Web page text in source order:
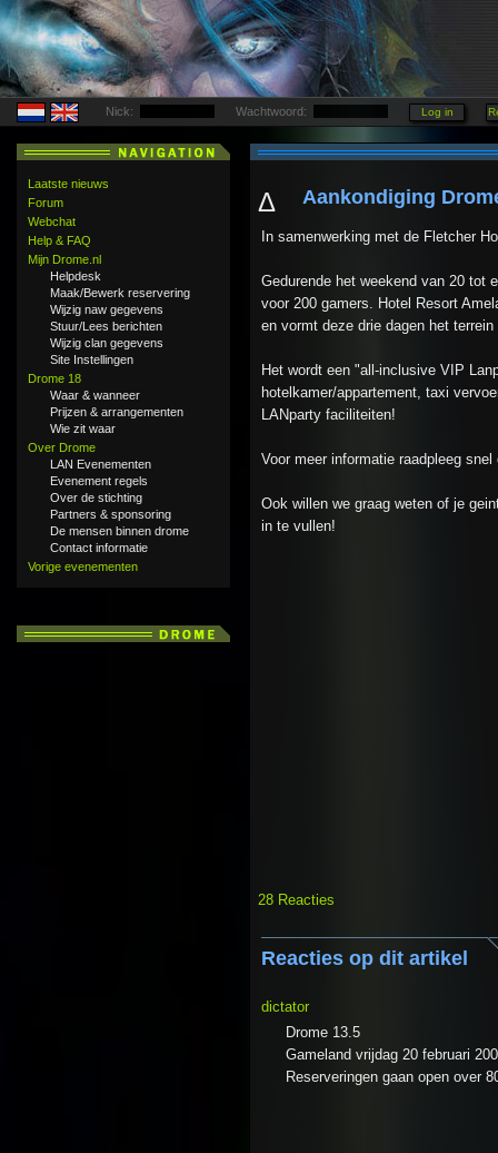
Nick: Wachtwoord:
Laatste nieuws
Forum
Webchat
Help & FAQ
Mijn Drome.nl
Helpdesk
Maak/Bewerk reservering
Wijzig naw gegevens
Stuur/Lees berichten
Wijzig clan gegevens
Site Instellingen
Drome 18
Waar & wanneer
Prijzen & arrangementen
Wie zit waar
Over Drome
LAN Evenementen
Evenement regels
Over de stichting
Partners & sponsoring
De mensen binnen drome
Contact informatie
Vorige evenementen
Δ Aankondiging
In samenwerking met de Fletcher
Gedurende het weekend van 20 tot
voor 200 gamers. Hotel Resort
en vormt deze drie dagen het
Het wordt een "all-inclusive VIP
hotelkamer/appartement, taxi
LANparty faciliteiten!
Voor meer informatie raadpleeg
Ook willen we graag weten of je
in te vullen!
28 Reacties
Reacties op dit artikel
dictator
Drome 13.5
Gameland vrijdag 20 februari
Reserveringen gaan open over